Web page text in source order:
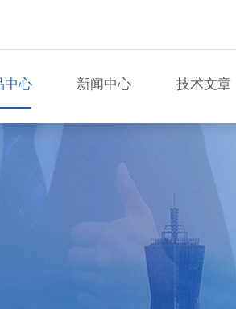
中心 新闻中心 技术文章